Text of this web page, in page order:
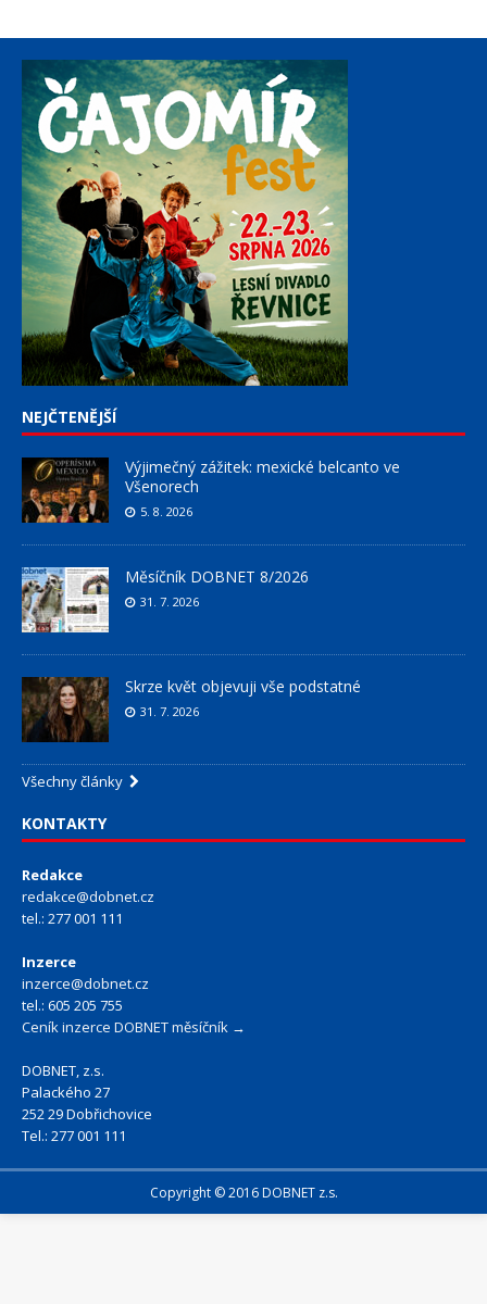
NEJČTENĚJŠÍ
Výjimečný zážitek: mexické belcanto ve
Všenorech
5. 8. 2026
Měsíčník DOBNET 8/2026
31. 7. 2026
Skrze květ objevuji vše podstatné
31. 7. 2026
Všechny články
KONTAKTY
Redakce
redakce@dobnet.cz
tel.: 277 001 111
Inzerce
inzerce@dobnet.cz
tel.: 605 205 755
Ceník inzerce DOBNET měsíčník →
DOBNET, z.s.
Palackého 27
252 29 Dobřichovice
Tel.: 277 001 111
Copyright © 2016 DOBNET z.s.